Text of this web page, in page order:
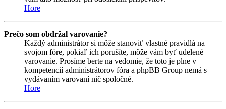
Hore
Prečo som obdržal varovanie?
Každý administrátor si môže stanoviť vlastné pravidlá na
svojom fóre, pokiaľ ich porušíte, môže vám byť udelené
varovanie. Prosíme berte na vedomie, že toto je plne v
kompetencií administrátorov fóra a phpBB Group nemá s
vydávaním varovaní nič spoločné.
Hore